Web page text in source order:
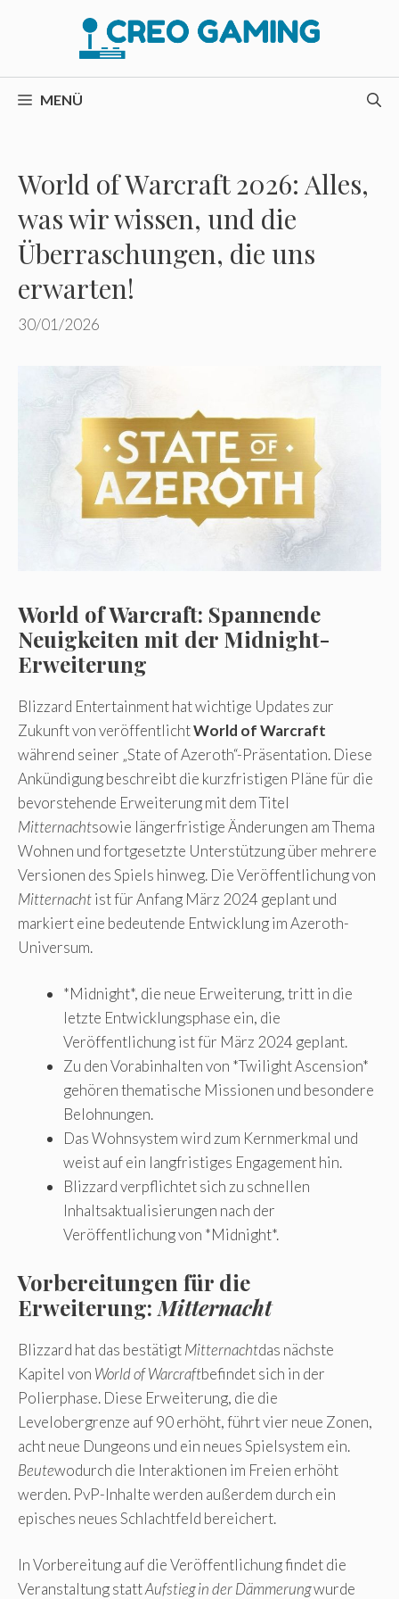
MENÜ
World of Warcraft 2026: Alles,
was wir wissen, und die
Überraschungen, die uns
erwarten!
30/01/2026
World of Warcraft: Spannende
Neuigkeiten mit der Midnight-
Erweiterung
Blizzard Entertainment hat wichtige Updates zur
Zukunft von veröffentlichtWorld of Warcraft
während seiner „State of Azeroth“-Präsentation. Diese
Ankündigung beschreibt die kurzfristigen Pläne für die
bevorstehende Erweiterung mit dem Titel
Mitternachtsowie längerfristige Änderungen am Thema
Wohnen und fortgesetzte Unterstützung über mehrere
Versionen des Spiels hinweg. Die Veröffentlichung von
Mitternachtist für Anfang März 2024 geplant und
markiert eine bedeutende Entwicklung im Azeroth-
Universum.
*Midnight*, die neue Erweiterung, tritt in die
letzte Entwicklungsphase ein, die
Veröffentlichung ist für März 2024 geplant.
Zu den Vorabinhalten von *Twilight Ascension*
gehören thematische Missionen und besondere
Belohnungen.
Das Wohnsystem wird zum Kernmerkmal und
weist auf ein langfristiges Engagement hin.
Blizzard verpflichtet sich zu schnellen
Inhaltsaktualisierungen nach der
Veröffentlichung von *Midnight*.
Vorbereitungen für die
Erweiterung: Mitternacht
Blizzard hat das bestätigtMitternachtdas nächste
Kapitel von World of Warcraftbefindet sich in der
Polierphase. Diese Erweiterung, die die
Levelobergrenze auf 90 erhöht, führt vier neue Zonen,
acht neue Dungeons und ein neues Spielsystem ein.
Beutewodurch die Interaktionen im Freien erhöht
werden. PvP-Inhalte werden außerdem durch ein
episches neues Schlachtfeld bereichert.
In Vorbereitung auf die Veröffentlichung findet die
Veranstaltung stattAufstieg in der Dämmerungwurde